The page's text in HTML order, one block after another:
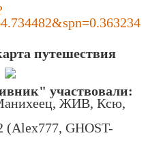
путешествия
участвовали:
ЖИВ, Ксю,
(Alex777, GHOST-